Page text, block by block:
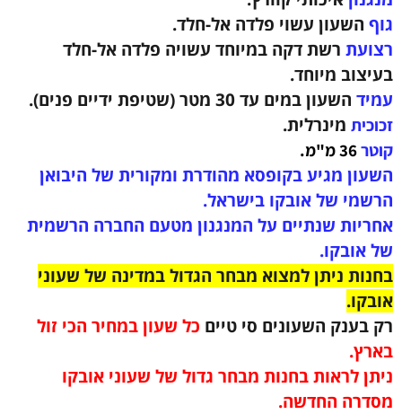
השעון עשוי פלדה אל-חלד.
רשתדקה במיוחדעשויה פלדה אל-חלד
מיוחד.
השעון במים עד 30 מטר (שטיפת ידיים פנים).
מינרלית.
36 מ"מ.
מגיע בקופסא מהודרת ומקורית של היבואן
של אובקו בישראל.
שנתיים על המנגנון מטעם החברה הרשמית
אובקו.
ניתן למצוא מבחר הגדול במדינה של שעוני
בענק השעונים סי טייםכל שעון במחיר הכי זול
לראות בחנות מבחר גדול של שעוני אובקו
החדשה.